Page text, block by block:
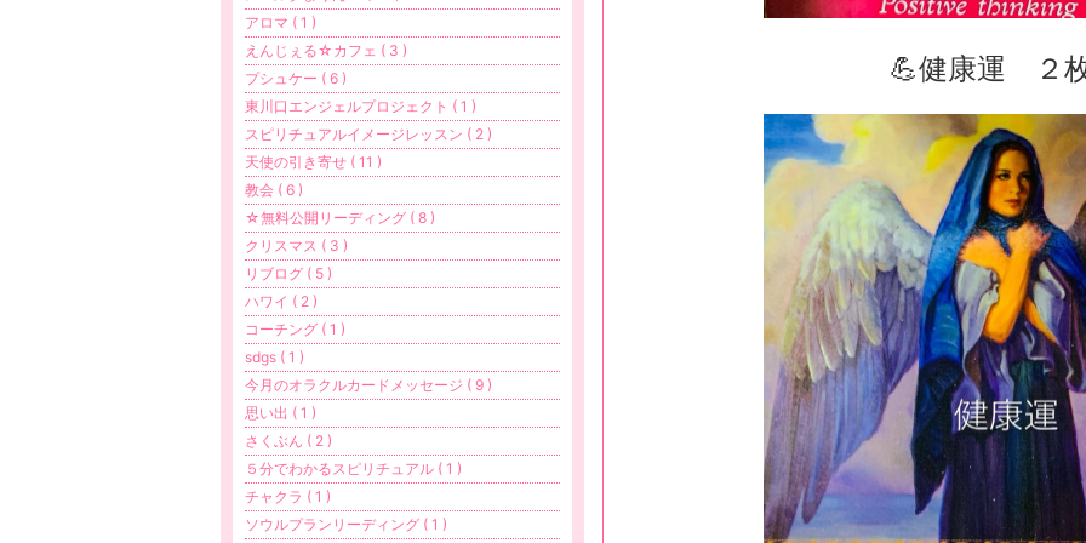
💪健康運 ２
アロマ ( 1 )
えんじぇる☆カフェ ( 3 )
プシュケー ( 6 )
東川口エンジェルプロジェクト ( 1 )
スピリチュアルイメージレッスン ( 2 )
天使の引き寄せ ( 11 )
教会 ( 6 )
☆無料公開リーディング ( 8 )
クリスマス ( 3 )
リブログ ( 5 )
ハワイ ( 2 )
コーチング ( 1 )
sdgs ( 1 )
今月のオラクルカードメッセージ ( 9 )
思い出 ( 1 )
さくぶん ( 2 )
５分でわかるスピリチュアル ( 1 )
チャクラ ( 1 )
ソウルプランリーディング ( 1 )